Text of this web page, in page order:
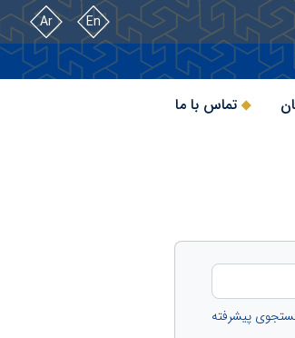
En
Ar
تماس با ما
پیشرفته